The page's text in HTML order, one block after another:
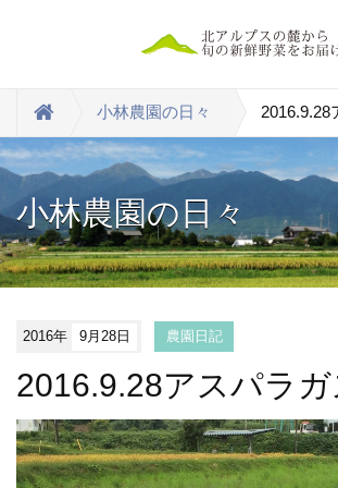
小林農園の日々 2016.9.28
小林農園の日々
2016年 9月28日 農園日記
2016.9.28アスパラガ